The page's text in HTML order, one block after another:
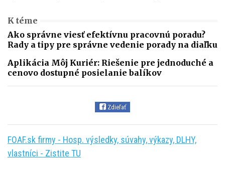
K téme
Ako správne viesť efektívnu pracovnú poradu?
Rady a tipy pre správne vedenie porady na diaľku
Aplikácia Môj Kuriér: Riešenie pre jednoduché a
cenovo dostupné posielanie balíkov
Zdieľať
FOAF.sk firmy - Hosp. výsledky, súvahy, výkazy, DLHY,
vlastníci - Zistite TU